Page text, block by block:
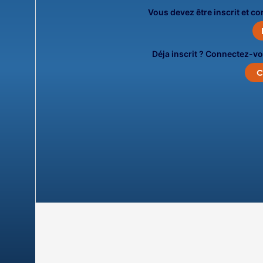
Vous devez être inscrit et
Déja inscrit ? Connectez-